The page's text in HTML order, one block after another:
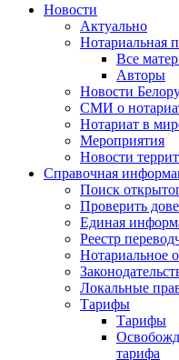
Новости
Актуально
Нотариальная
Все
Авторы
Новости
СМИ о
Нотариат в
Мероприятия
Новости
Справочная
Поиск
Проверить
Единая
Реестр
Нотариальное
Локальные
Тарифы
Тарифы
тарифа